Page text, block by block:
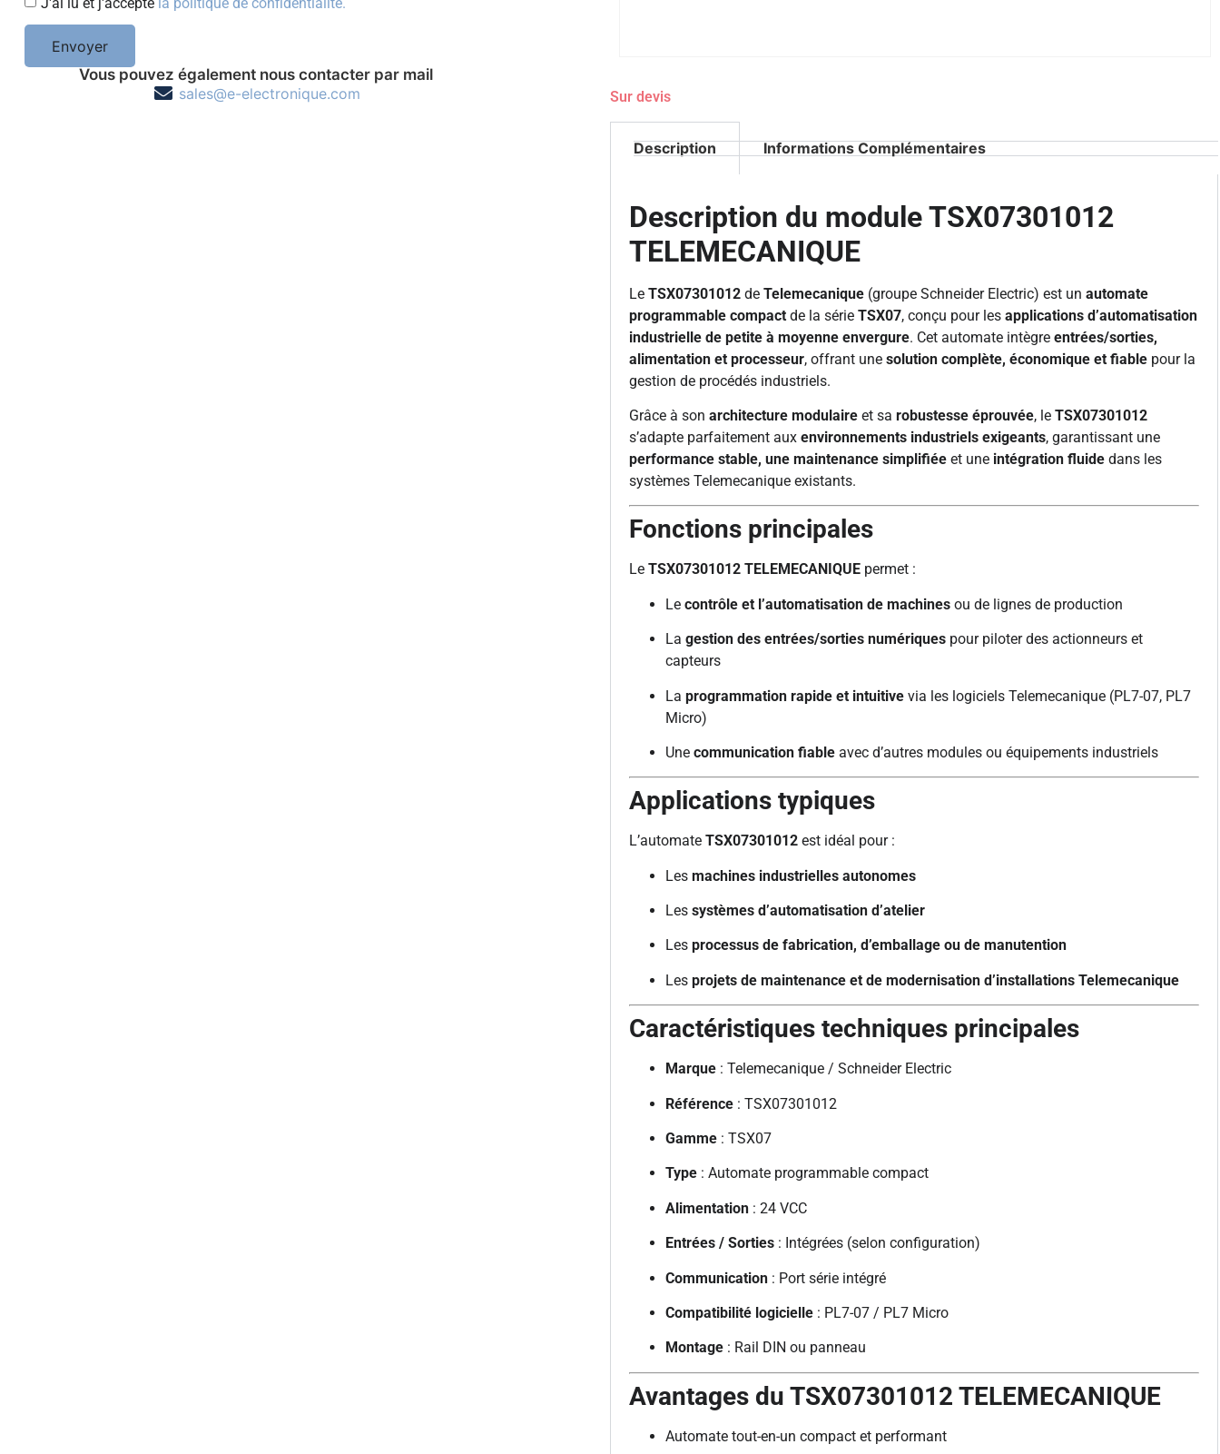
Envoyer
Vous pouvez également nous contacter par mail
sales@e-electronique.com
Sur devis
Description Informations Complémentaires
Description du module TSX07301012
TELEMECANIQUE
Le TSX07301012 de Telemecanique (groupe Schneider Electric) est un automate
programmable compact de la série TSX07, conçu pour les applications d’automatisation
industrielle de petite à moyenne envergure. Cet automate intègre entrées/sorties,
alimentation et processeur, offrant une solution complète, économique et fiable pour la
gestion de procédés industriels.
Grâce à son architecture modulaire et sa robustesse éprouvée, le TSX07301012
s’adapte parfaitement aux environnements industriels exigeants, garantissant une
performance stable, une maintenance simplifiée et une intégration fluide dans les
systèmes Telemecanique existants.
Fonctions principales
Le TSX07301012 TELEMECANIQUE permet :
Le contrôle et l’automatisation de machines ou de lignes de production
La gestion des entrées/sorties numériques pour piloter des actionneurs et
capteurs
La programmation rapide et intuitive via les logiciels Telemecanique (PL7-07, PL7
Micro)
Une communication fiable avec d’autres modules ou équipements industriels
Applications typiques
L’automate TSX07301012 est idéal pour :
Les machines industrielles autonomes
Les systèmes d’automatisation d’atelier
Les processus de fabrication, d’emballage ou de manutention
Les projets de maintenance et de modernisation d’installations Telemecanique
Caractéristiques techniques principales
Marque : Telemecanique / Schneider Electric
Référence : TSX07301012
Gamme : TSX07
Type : Automate programmable compact
Alimentation : 24 VCC
Entrées / Sorties : Intégrées (selon configuration)
Communication : Port série intégré
Compatibilité logicielle : PL7-07 / PL7 Micro
Montage : Rail DIN ou panneau
Avantages du TSX07301012 TELEMECANIQUE
Automate tout-en-un compact et performant